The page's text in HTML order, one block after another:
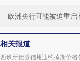
欧洲央行可能被迫重
相关报道
西班牙债券信用违约掉期价格